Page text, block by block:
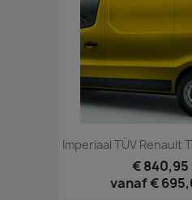
Imperiaal TÜV Renault
€ 840,95
vanaf€